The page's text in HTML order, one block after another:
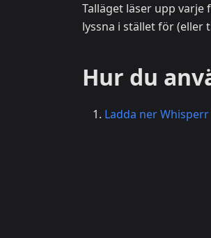
Talläget läser upp
lyssna i stället för (eller
Hur du
Ladda ner